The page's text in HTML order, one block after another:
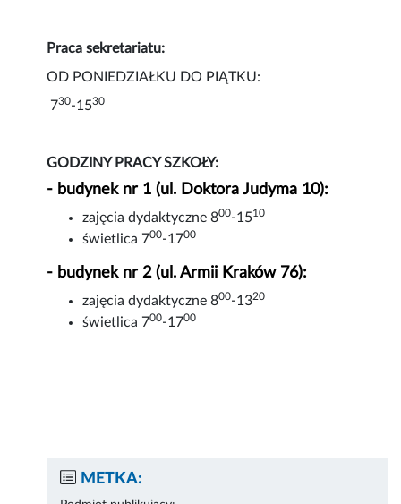
Praca sekretariatu:
OD PONIEDZIAŁKU DO PIĄTKU:
730-1530
GODZINY PRACY SZKOŁY:
- budynek nr 1 (ul. Doktora Judyma 10):
zajęcia dydaktyczne 800-1510
świetlica 700-1700
- budynek nr 2 (ul. Armii Kraków 76):
zajęcia dydaktyczne 800-1320
świetlica 700-1700
METKA: